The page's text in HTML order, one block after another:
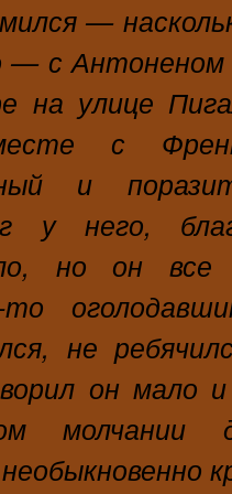
—
— с
на улице
с
и
у него,
но он все
то
не
он мало
молчании